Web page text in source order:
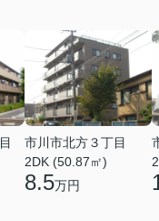
市川市北方３丁目
2DK (50.87㎡)
8.5万円